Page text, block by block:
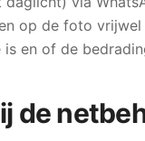
op de foto
en of de
de